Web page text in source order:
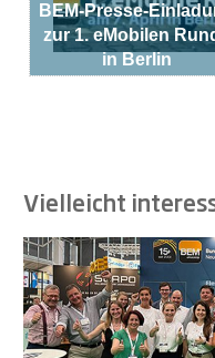
BEM-Presse-
zur 1. eMobilen
in Berlin
Vielleicht